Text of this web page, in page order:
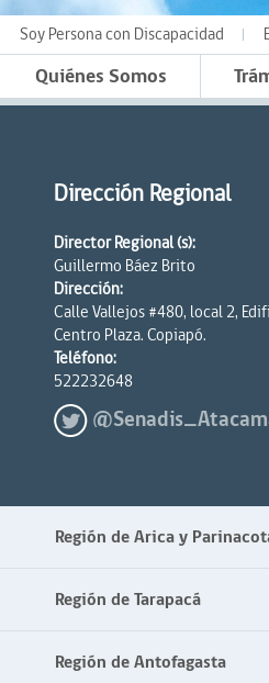
Soy Persona con Discapacidad
Quiénes Somos
Dirección Regional
Director Regional (s):
Guillermo Báez Brito
Dirección:
Calle Vallejos #480, local 2,
Centro Plaza. Copiapó.
Teléfono:
522232648
Región de Arica y
Región de Tarapacá
Región de Antofagasta